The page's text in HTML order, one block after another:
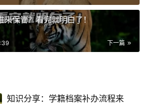
来保管？看完就明白了！
下一篇
知识分享：学籍档案补办流程来